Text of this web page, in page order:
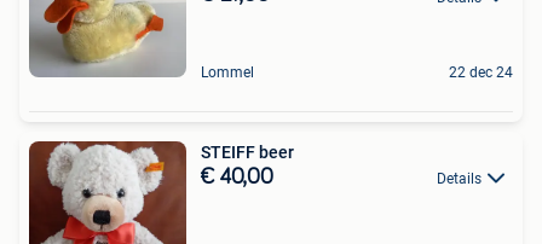
Lommel 22 dec 24
STEIFF beer
€ 40,00 Details